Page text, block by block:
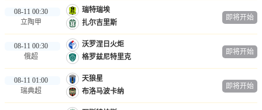
08-11 00:30
立陶甲
瑞特瑞埃
扎尔吉里斯
即将开始
08-11 00:30
俄超
沃罗涅日火炬
格罗兹尼特里克
即将开始
08-11 01:00
瑞典超
天狼星
布洛马波卡纳
即将开始